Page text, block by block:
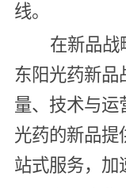
线。
在新品战
东阳光药新品
量、技术与运
光药的新品提
站式服务，加